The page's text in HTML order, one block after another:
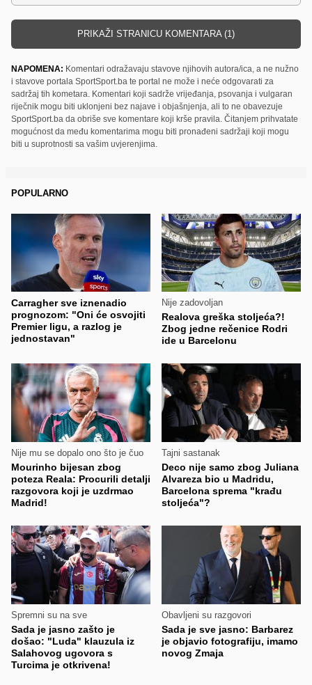
PRIKAŽI STRANICU KOMENTARA (1)
NAPOMENA: Komentari odražavaju stavove njihovih autora/ica, a ne nužno
i stavove portala SportSport.ba te portal ne može i neće odgovarati za
sadržaj tih kometara. Komentari koji sadrže vrijeđanja, psovanja i vulgaran
riječnik mogu biti uklonjeni bez najave i objašnjenja, ali to ne obavezuje
SportSport.ba da obriše sve komentare koji krše pravila. Čitanjem prihvatate
mogućnost da među komentarima mogu biti pronađeni sadržaji koji mogu
biti u suprotnosti sa vašim uvjerenjima.
POPULARNO
Carragher sve iznenadio
prognozom: "Oni će osvojiti
Premier ligu, a razlog je
jednostavan"
Nije zadovoljan
Realova greška stoljeća?!
Zbog jedne rečenice Rodri
ide u Barcelonu
Nije mu se dopalo ono što je čuo
Mourinho bijesan zbog
poteza Reala: Procurili detalji
razgovora koji je uzdrmao
Madrid!
Tajni sastanak
Deco nije samo zbog Juliana
Alvareza bio u Madridu,
Barcelona sprema "krađu
stoljeća"?
Spremni su na sve
Sada je jasno zašto je
došao: "Luda" klauzula iz
Salahovog ugovora s
Turcima je otkrivena!
Obavljeni su razgovori
Sada je sve jasno: Barbarez
je objavio fotografiju, imamo
novog Zmaja